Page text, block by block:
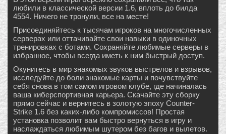
любили в классической версии 1.6, вплоть до билда
4554. Ничего не тронули, все на месте!
Присоединяйтесь к тысячам игроков на многочисленных
серверах или оттачивайте свои навыки в одиночных
тренировках с ботами. Сохраняйте любимые серверы в
избранное, чтобы всегда иметь к ним быстрый доступ.
Окунитесь в мир знакомых звуков выстрелов и взрывов,
исследуйте до боли знакомые карты и почувствуйте
себя снова в том самом игровом клубе, где начиналась
ваша киберспортивная карьера. Скачайте эту сборку
прямо сейчас и вернитесь в золотую эпоху Counter-
Strike 1.6 без каких-либо компромиссов! Простая
установка позволит вам быстро вернуться в игру и
наслаждаться любимым шутером без багов и вылетов.